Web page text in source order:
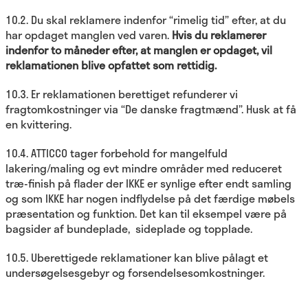
10.2. Du skal reklamere indenfor “rimelig tid” efter, at du
har opdaget manglen ved varen. Hvis du reklamerer
indenfor to måneder efter, at manglen er opdaget, vil
reklamationen blive opfattet som rettidig.
10.3. Er reklamationen berettiget refunderer vi
fragtomkostninger via “De danske fragtmænd”. Husk at få
en kvittering.
10.4. ATTICCO tager forbehold for mangelfuld
lakering/maling og evt mindre områder med reduceret
træ-finish på flader der IKKE er synlige efter endt samling
og som IKKE har nogen indflydelse på det færdige møbels
præsentation og funktion. Det kan til eksempel være på
bagsider af bundeplade, sideplade og topplade.
10.5. Uberettigede reklamationer kan blive pålagt et
undersøgelsesgebyr og forsendelsesomkostninger.